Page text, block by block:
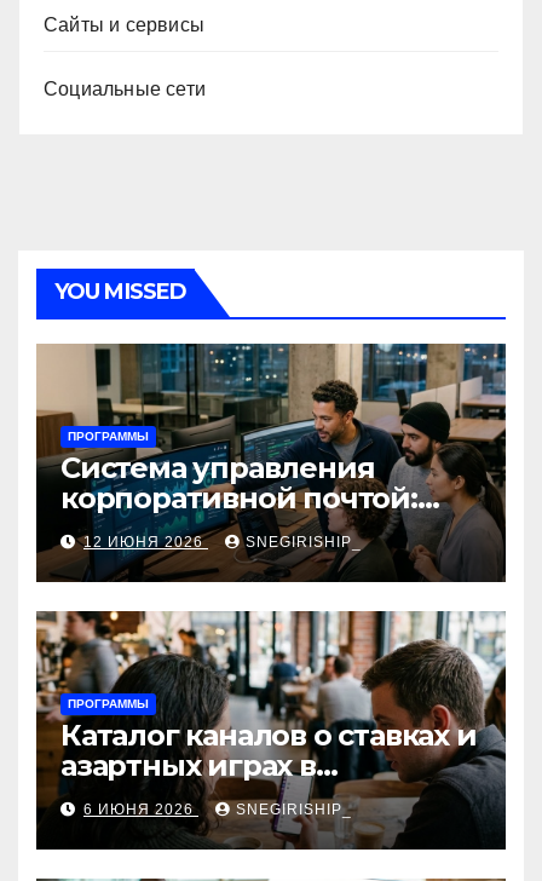
Сайты и сервисы
Социальные сети
YOU MISSED
ПРОГРАММЫ
Система управления
корпоративной почтой:
функции, безопасность и
интеграция
12 ИЮНЯ 2026 SNEGIRISHIP_
ПРОГРАММЫ
Каталог каналов о ставках и
азартных играх в
мессенджерах
6 ИЮНЯ 2026 SNEGIRISHIP_